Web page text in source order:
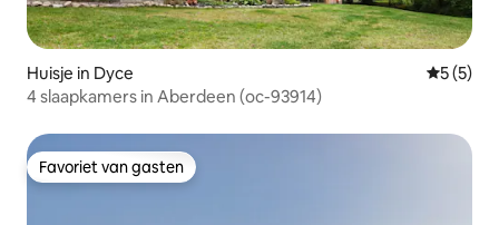
Huisje in Dyce
5 (5)
4 slaapkamers in Aberdeen (oc-93914)
Favoriet van gasten
Favoriet van gasten